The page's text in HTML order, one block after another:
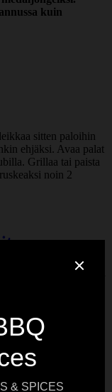
kuin
sitten paloihin
ehjäksi. Avaa palat
Grillaa tai paista
noin 2
Jerk Rubille monen
ja erilaisiin
% parhaimmillaan
hiukan
makupari
niin grillissä,
ja omasta
coleslaw’n ja BBQ-